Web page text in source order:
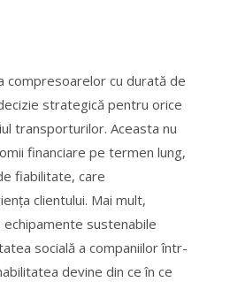
compresoarelor cu durată de
strategică pentru orice
transporturilor. Aceasta nu
financiare pe termen lung,
fiabilitate, care
clientului. Mai mult,
sustenabile
socială a companiilor într-
devine din ce în ce